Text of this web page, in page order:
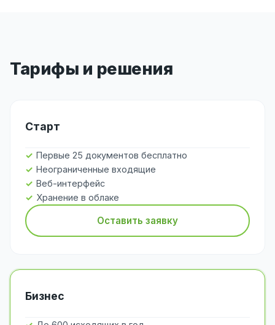
Тарифы и решения
Старт
Первые 25 документов бесплатно
Неограниченные входящие
Веб-интерфейс
Хранение в облаке
Оставить заявку
Бизнес